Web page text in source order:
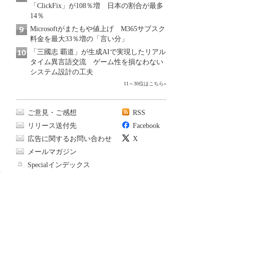
「ClickFix」が108％増 日本の割合が最多
14％
Microsoftがまたもや値上げ M365サブスク
料金を最大33％増の「言い分」
「三國志 覇道」が生成AIで実現したリアル
タイム異言語交流 ゲーム性を損なわない
システム設計の工夫
11～30位はこちら»
ご意見・ご感想
リリース送付先
広告に関するお問い合わせ
メールマガジン
Specialインデックス
RSS
Facebook
X